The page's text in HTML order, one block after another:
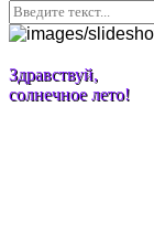
Здравствуй,
солнечное лето!